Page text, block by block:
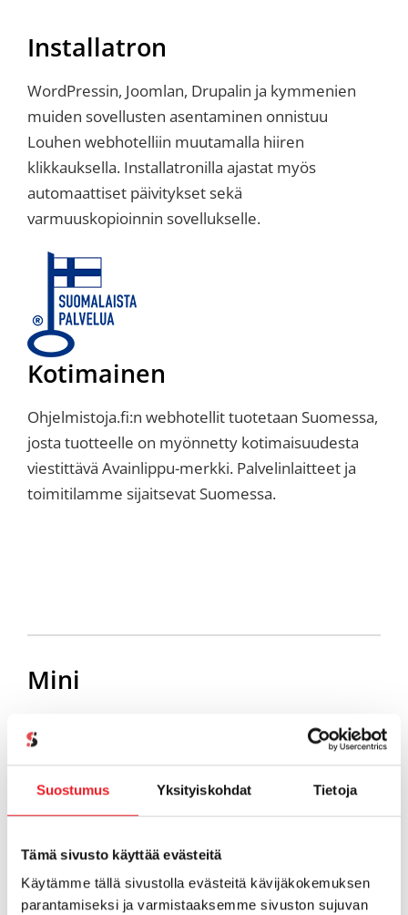
Suostumus Yksityiskohdat Tietoja
Tämä sivusto käyttää evästeitä
Käytämme tällä sivustolla evästeitä kävijäkokemuksen
parantamiseksi ja varmistaaksemme sivuston sujuvan
Installatron
WordPressin, Joomlan, Drupalin ja kymmenien
muiden sovellusten asentaminen onnistuu
Louhen webhotelliin muutamalla hiiren
klikkauksella. Installatronilla ajastat myös
automaattiset päivitykset sekä
varmuuskopioinnin sovellukselle.
Kotimainen
Ohjelmistoja.fi:n webhotellit tuotetaan Suomessa,
josta tuotteelle on myönnetty kotimaisuudesta
viestittävä Avainlippu-merkki. Palvelinlaitteet ja
toimitilamme sijaitsevat Suomessa.
Mini
Edullinen ratkaisu pienten HTML-sivujen
sivuille ja julkaisetkin vaivattomasti HTML -sivuja
omalla verkkotunnuksellasi webhotelliin kuuluvan
Weebly -kotisivutyökalun avulla. Pakettiin